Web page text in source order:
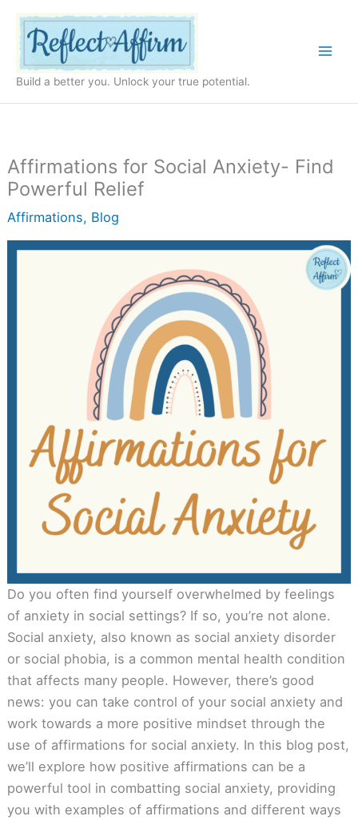
content
Build a better you. Unlock your true potential.
Affirmations for Social Anxiety- Find
Powerful Relief
Affirmations, Blog
Do you often find yourself overwhelmed by feelings
of anxiety in social settings? If so, you’re not alone.
Social anxiety, also known as social anxiety disorder
or social phobia, is a common mental health condition
that affects many people. However, there’s good
news: you can take control of your social anxiety and
work towards a more positive mindset through the
use of affirmations for social anxiety. In this blog post,
we’ll explore how positive affirmations can be a
powerful tool in combatting social anxiety, providing
you with examples of affirmations and different ways